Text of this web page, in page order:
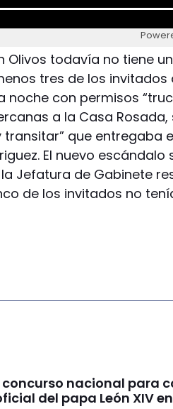
Olivos todavía no tiene
tres de los
noche con permisos
a la Casa
que entregaba
El nuevo escándalo
Jefatura de Gabinete
de los invitados no
concurso nacional para
del papa León XIV